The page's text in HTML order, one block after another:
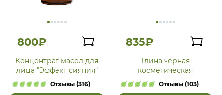
800₽
Концентрат масел для
лица "Эффект сияния"
Отзывы (316)
835₽
Глина черная
косметическая
Отзывы (103)